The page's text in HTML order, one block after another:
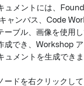
ュメントには、
ャンバス、Code
ーブル、画像を使用
成でき、Workshop
ュメントを生成できま
ードを右クリックして